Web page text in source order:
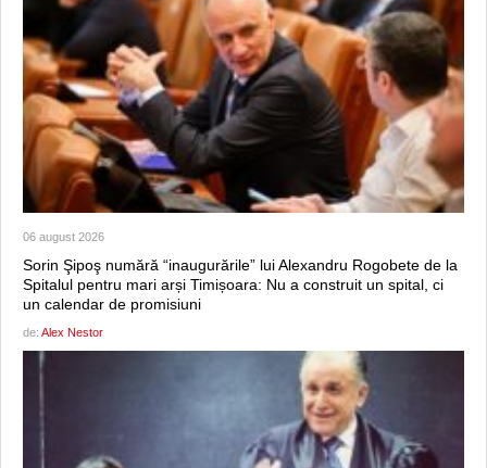
06 august 2026
Sorin Şipoş numără “inaugurările” lui Alexandru Rogobete de la
Spitalul pentru mari arși Timișoara: Nu a construit un spital, ci
un calendar de promisiuni
de: Alex Nestor